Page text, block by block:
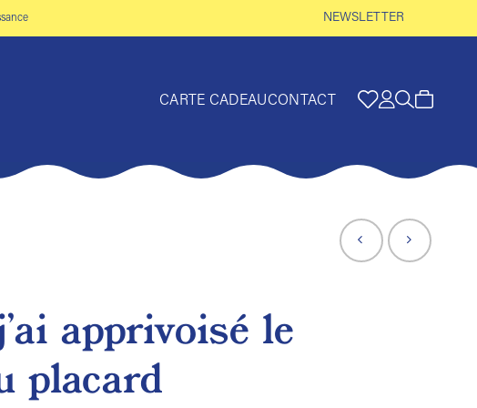
NEWSLETTER
CARTE CADEAUCONTACT
apprivoisé le
placard